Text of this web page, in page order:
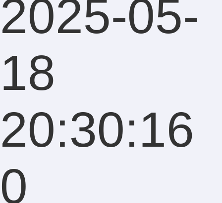
2025-05-
18
20:30:16
0